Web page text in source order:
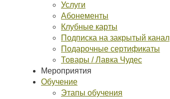
Услуги
Абонементы
Клубные карты
Подписка на закрытый канал
Подарочные сертификаты
Товары / Лавка Чудес
Мероприятия
Обучение
Этапы обучения